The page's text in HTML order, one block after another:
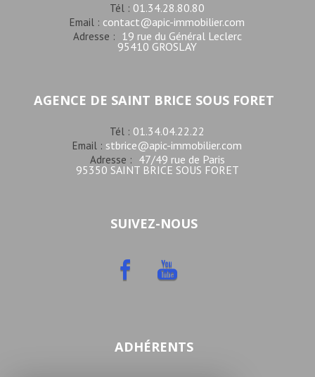
Tél : 01.34.28.80.80
Email : contact@apic-immobilier.com
Adresse : 19 rue du Général Leclerc
95410 GROSLAY
AGENCE DE SAINT BRICE SOUS FORET
Tél : 01.34.04.22.22
Email : stbrice@apic-immobilier.com
Adresse : 47/49 rue de Paris
95350 SAINT BRICE SOUS FORET
SUIVEZ-NOUS
ADHÉRENTS